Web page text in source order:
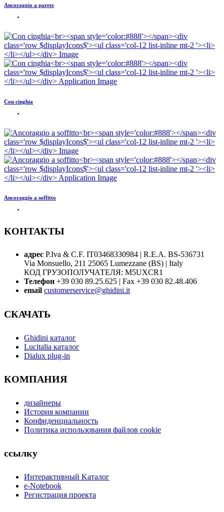
Ancoraggio a parete
Con cinghia
Ancoraggio a soffitto
КОНТАКТЫ
адрес P.Iva & C.F. IT03468330984 | R.E.A. BS-536731
Via Monsuello, 211 25065 Lumezzane (BS) | Italy
КОД ГРУЗОПОЛУЧАТЕЛЯ: M5UXCR1
Телефон +39 030 89.25.625 | Fax +39 030 82.48.406
email customerservice@ghidini.it
СКАЧАТЬ
Ghidini каталог
Lucitalia каталог
Dialux plug-in
КОМПАНИЯ
дизайнеры
История компании
Конфиденциальность
Политика использования файлов cookie
ссылку
Интерактивный Kаталог
e-Notebook
Регистрация проекта